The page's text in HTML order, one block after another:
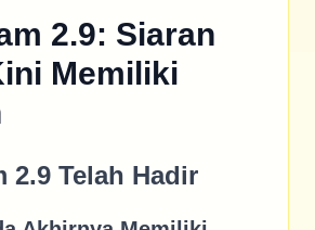
2.9: Siaran
Memiliki
2.9 Telah Hadir